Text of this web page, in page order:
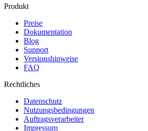
Produkt
Preise
Dokumentation
Blog
Support
Versionshinweise
FAQ
Rechtliches
Datenschutz
Nutzungsbedingungen
Auftragsverarbeiter
Impressum